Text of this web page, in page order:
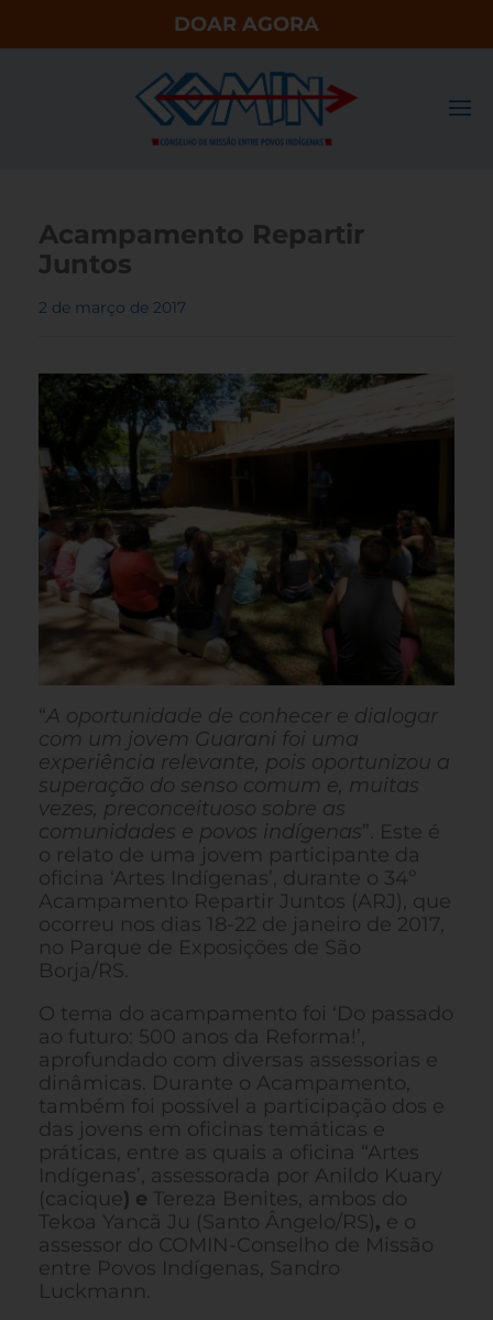
DOAR AGORA
Acampamento Repartir
Juntos
2 de março de 2017
“A oportunidade de conhecer e dialogar
com um jovem Guarani foi uma
experiência relevante, pois oportunizou a
superação do senso comum e, muitas
vezes, preconceituoso sobre as
comunidades e povos indígenas”. Este é
o relato de uma jovem participante da
oficina ‘Artes Indígenas’, durante o 34º
Acampamento Repartir Juntos (ARJ), que
ocorreu nos dias 18-22 de janeiro de 2017,
no Parque de Exposições de São
Borja/RS.
O tema do acampamento foi ‘Do passado
ao futuro: 500 anos da Reforma!’,
aprofundado com diversas assessorias e
dinâmicas. Durante o Acampamento,
também foi possível a participação dos e
das jovens em oficinas temáticas e
práticas, entre as quais a oficina “Artes
Indígenas’, assessorada por Anildo Kuary
(cacique) e Tereza Benites, ambos do
Tekoa Yancã Ju (Santo Ângelo/RS), e o
assessor do COMIN-Conselho de Missão
entre Povos Indígenas, Sandro
Luckmann.